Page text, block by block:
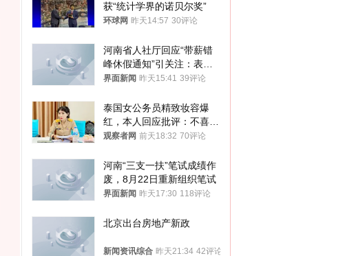
获“统计学界的诺贝尔奖”
环球网 昨天14:57 30评论
河南省人社厅回应“带薪错
峰休假通知”引关注：表述
不够准确，待修改后印发
界面新闻 昨天15:41 39评论
泰国女公务员精致妆容爆
红，本人回应批评：不喜欢
就别看
观察者网 前天18:32 70评论
河南“三支一扶”笔试成绩作
废，8月22日重新组织笔试
界面新闻 昨天17:30 118评论
北京出台房地产新政
新闻资讯综合 昨天21:34 42评论